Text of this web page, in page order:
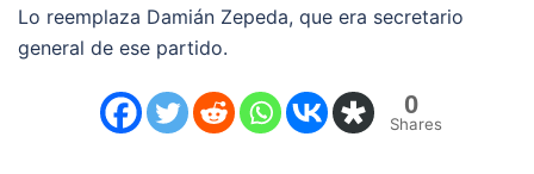
Lo reemplaza Damián Zepeda, que era secretario
general de ese partido.
0
Shares